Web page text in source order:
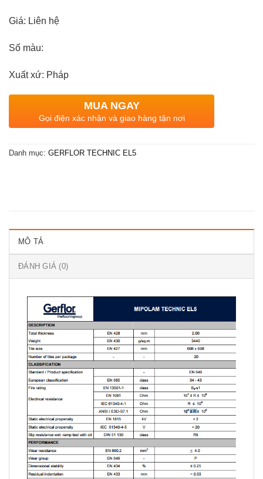
Giá: Liên hệ
Số màu:
Xuất xứ: Pháp
MUA NGAY
Gọi điện xác nhận và giao hàng tận nơi
Danh mục: GERFLOR TECHNIC EL5
MÔ TẢ
ĐÁNH GIÁ (0)